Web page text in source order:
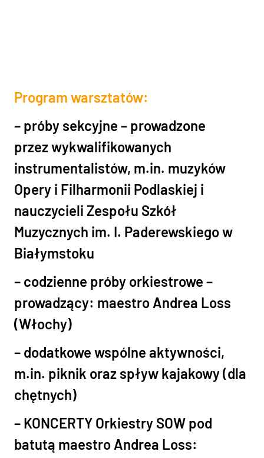
Program warsztatów:
– próby sekcyjne – prowadzone
przez wykwalifikowanych
instrumentalistów, m.in. muzyków
Opery i Filharmonii Podlaskiej i
nauczycieli Zespołu Szkół
Muzycznych im. I. Paderewskiego w
Białymstoku
– codzienne próby orkiestrowe –
prowadzący: maestro Andrea Loss
(Włochy)
– dodatkowe wspólne aktywności,
m.in. piknik oraz spływ kajakowy (dla
chętnych)
– KONCERTY Orkiestry SOW pod
batutą maestro Andrea Loss: